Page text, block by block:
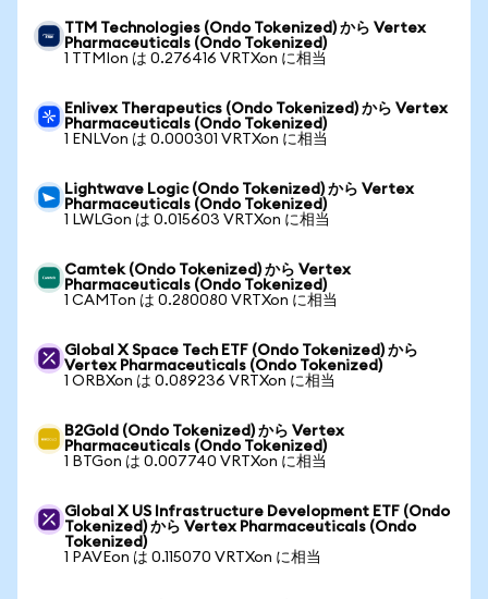
TTM Technologies (Ondo Tokenized) から Vertex
Pharmaceuticals (Ondo Tokenized)
1 TTMIon は 0.276416 VRTXon に相当
Enlivex Therapeutics (Ondo Tokenized) から Vertex
Pharmaceuticals (Ondo Tokenized)
1 ENLVon は 0.000301 VRTXon に相当
Lightwave Logic (Ondo Tokenized) から Vertex
Pharmaceuticals (Ondo Tokenized)
1 LWLGon は 0.015603 VRTXon に相当
Camtek (Ondo Tokenized) から Vertex
Pharmaceuticals (Ondo Tokenized)
1 CAMTon は 0.280080 VRTXon に相当
Global X Space Tech ETF (Ondo Tokenized) から
Vertex Pharmaceuticals (Ondo Tokenized)
1 ORBXon は 0.089236 VRTXon に相当
B2Gold (Ondo Tokenized) から Vertex
Pharmaceuticals (Ondo Tokenized)
1 BTGon は 0.007740 VRTXon に相当
Global X US Infrastructure Development ETF (Ondo
Tokenized) から Vertex Pharmaceuticals (Ondo
Tokenized)
1 PAVEon は 0.115070 VRTXon に相当